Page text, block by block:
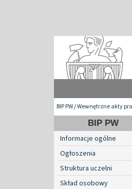
BIP PW/Wewnętrzne akty
BIP PW
Informacje ogólne
Ogłoszenia
Struktura uczelni
Skład osobowy